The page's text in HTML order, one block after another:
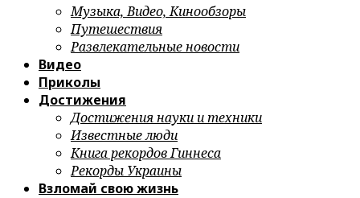
Музыка, Видео, Кинообзоры
Путешествия
Развлекательные новости
Видео
Приколы
Достижения
Достижения науки и техники
Известные люди
Книга рекордов Гиннеса
Рекорды Украины
Взломай свою жизнь